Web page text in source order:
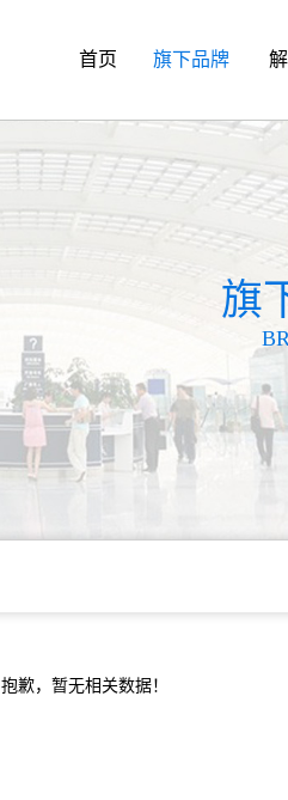
首页 旗下品牌
旗
抱歉，暂无相关数据！